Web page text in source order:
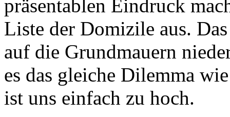
präsentablen Eindruck
Liste der Domizile aus.
auf die Grundmauern
es das gleiche Dilemma
ist uns einfach zu hoch.